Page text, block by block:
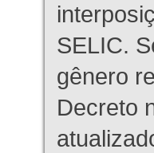
SELIC.
gênero
Decreto